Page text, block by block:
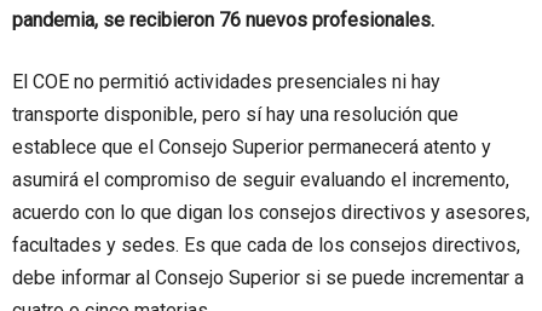
pandemia, se recibieron 76 nuevos profesionales.
El COE no permitió actividades presenciales ni hay
transporte disponible, pero sí hay una resolución que
establece que el Consejo Superior permanecerá atento y
asumirá el compromiso de seguir evaluando el incremento,
acuerdo con lo que digan los consejos directivos y asesores,
facultades y sedes. Es que cada de los consejos directivos,
debe informar al Consejo Superior si se puede incrementar a